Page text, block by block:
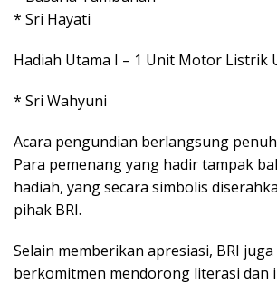
* Sri Hayati
Hadiah Utama I – 1 Unit Motor Listrik
* Sri Wahyuni
Acara pengundian berlangsung
Para pemenang yang hadir tampak
hadiah, yang secara simbolis
pihak BRI.
Selain memberikan apresiasi, BRI
berkomitmen mendorong literasi dan